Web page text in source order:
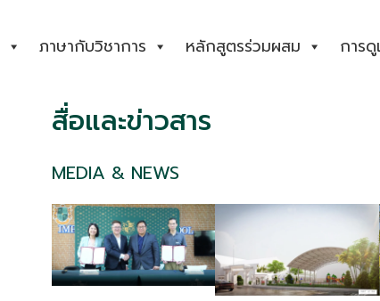
ภาษากับวิชาการ หลักสูตรร่วมผสม การ
สื่อและข่าวสาร
MEDIA & NEWS